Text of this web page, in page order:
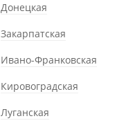
Донецкая
Закарпатская
Ивано-Франковская
Кировоградская
Луганская